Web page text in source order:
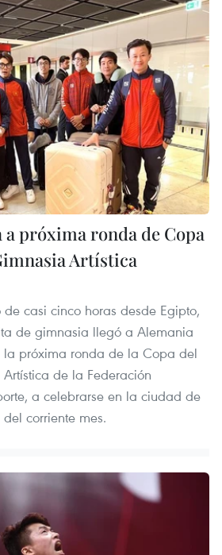
a próxima ronda de Copa
Artística
casi cinco horas desde Egipto,
de gimnasia llegó a Alemania
próxima ronda de la Copa del
de la Federación
a celebrarse en la ciudad de
corriente mes.